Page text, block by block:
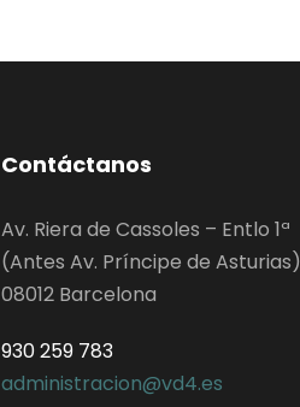
Contáctanos
Av. Riera de Cassoles – Entlo 1ª
(Antes Av. Príncipe de Asturias)
08012 Barcelona
930 259 783
administracion@vd4.es